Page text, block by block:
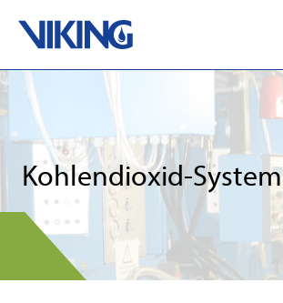
Skip
content
Kohlendioxid-System